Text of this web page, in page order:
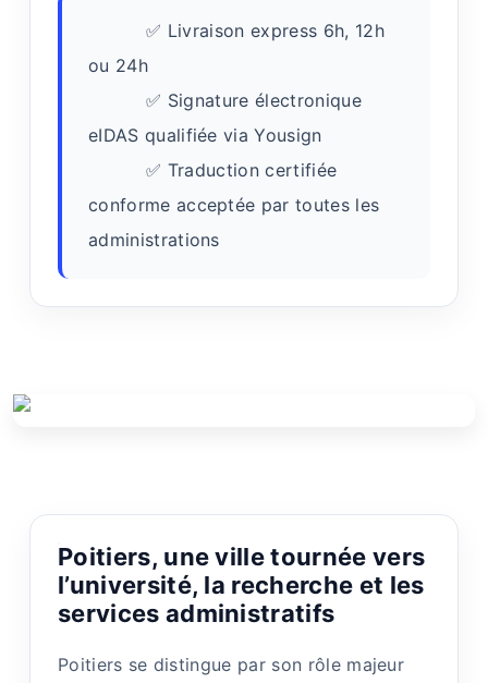
✅ Livraison express 6h, 12h
ou 24h
✅ Signature électronique
eIDAS qualifiée via Yousign
✅ Traduction certifiée
conforme acceptée par toutes les
administrations
Poitiers, une ville tournée vers
l’université, la recherche et les
services administratifs
Poitiers se distingue par son rôle majeur